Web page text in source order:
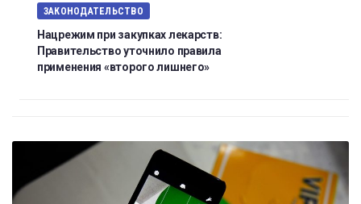
ЗАКОНОДАТЕЛЬСТВО
Нацрежим при закупках лекарств:
Правительство уточнило правила
применения «второго лишнего»